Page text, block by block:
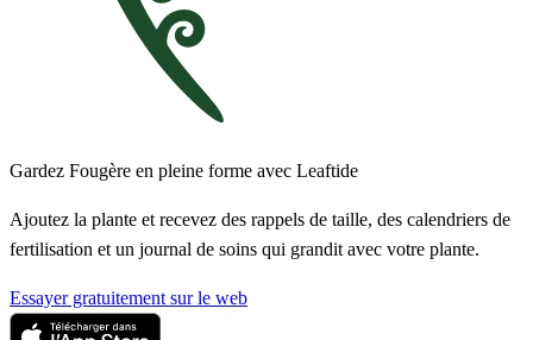
Gardez Fougère en pleine forme avec Leaftide
Ajoutez la plante et recevez des rappels de taille, des calendriers de
fertilisation et un journal de soins qui grandit avec votre plante.
Essayer gratuitement sur le web